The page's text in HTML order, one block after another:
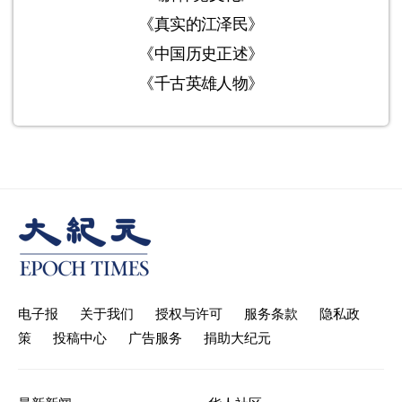
《真实的江泽民》
《中国历史正述》
《千古英雄人物》
电子报 关于我们 授权与许可 服务条款
隐私政
策
投稿中心 广告服务 捐助大纪元